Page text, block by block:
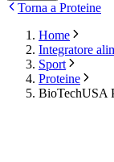
Torna a Proteine
Home
Integratore
Sport
Proteine
BioTechUSA